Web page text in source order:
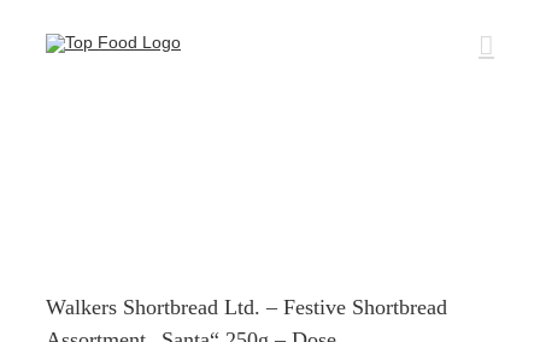
Inhalt
Walkers Shortbread Ltd. – Festive Shortbread